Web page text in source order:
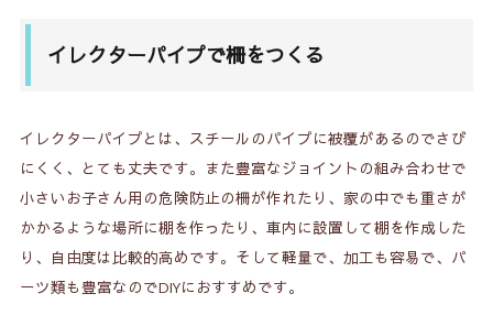
イレクターパイプで柵をつくる
イレクターパイプとは、スチールのパイプに被覆があるのでさび
にくく、とても丈夫です。また豊富なジョイントの組み合わせで
小さいお子さん用の危険防止の柵が作れたり、家の中でも重さが
かかるような場所に棚を作ったり、車内に設置して棚を作成した
り、自由度は比較的高めです。そして軽量で、加工も容易で、パ
ーツ類も豊富なのでDIYにおすすめです。